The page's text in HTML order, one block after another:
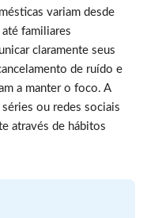
variam desde
até familiares
claramente seus
de ruído e
a manter o foco. A
ou redes sociais
através de hábitos